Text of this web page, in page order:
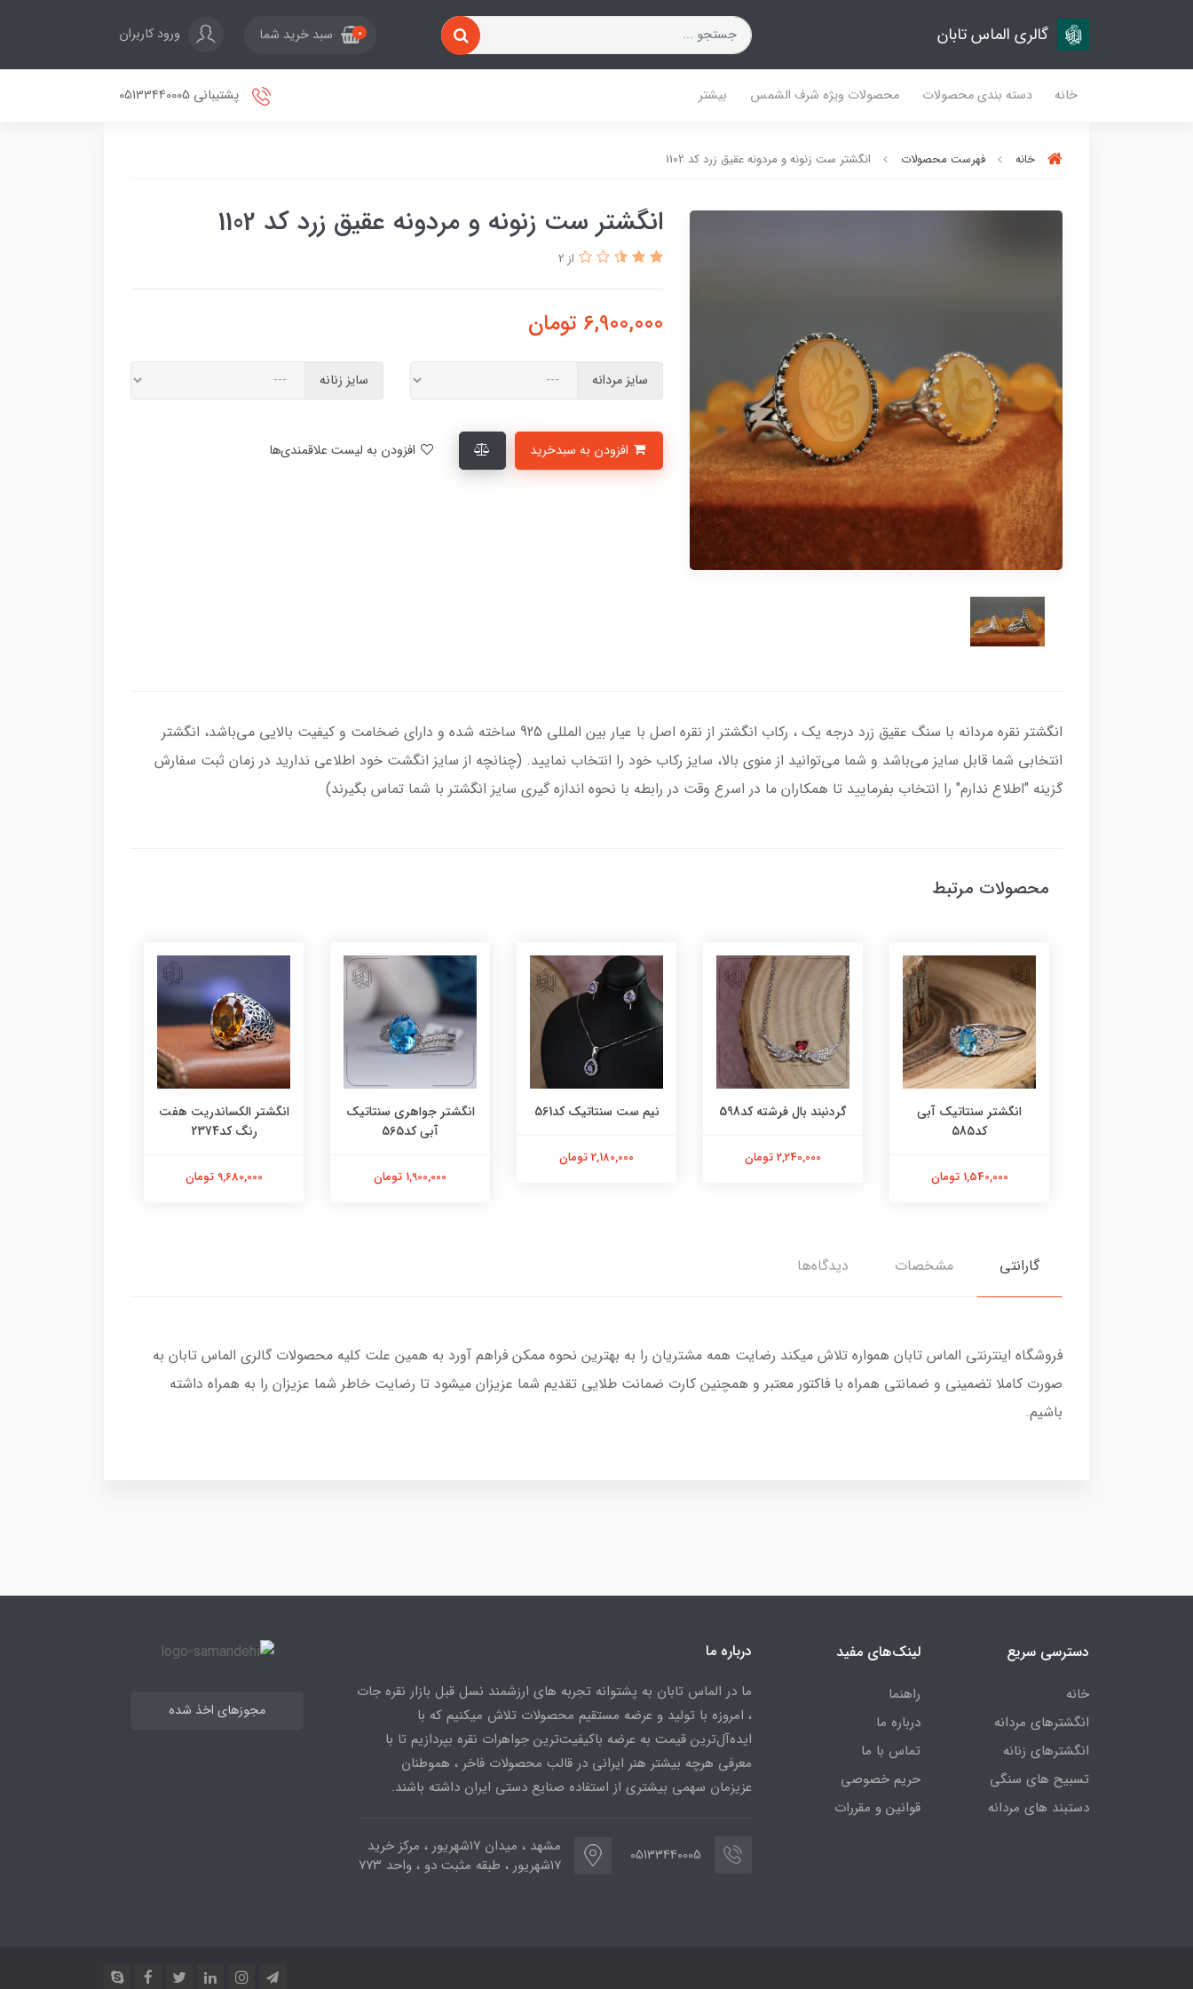
گالری الماس تابان 0 سبد خرید شما ورود کاربران
خانه دسته بندی محصولات محصولات ویژه شرف الشمس بیشتر پشتیبانی 05133440005
خانه فهرست محصولات انگشتر ست زنونه و مردونه عقیق زرد کد 1102
انگشتر ست زنونه و مردونه عقیق زرد کد 1102
از 2
6,900,000 تومان
سایز مردانه سایز زنانه
انگشتر نقره مردانه با سنگ عقیق زرد درجه یک ، رکاب انگشتر از نقره اصل با عیار بین المللی 925 ساخته شده و دارای ضخامت و کیفیت بالایی می‌باشد، انگشتر
انتخابی شما قابل سایز می‌باشد و شما می‌توانید از منوی بالا، سایز رکاب خود را انتخاب نمایید. (چنانچه از سایز انگشت خود اطلاعی ندارید در زمان ثبت سفارش
گزینه "اطلاع ندارم" را انتخاب بفرمایید تا همکاران ما در اسرع وقت در رابطه با نحوه اندازه گیری سایز انگشتر با شما تماس بگیرند)
محصولات مرتبط
انگشتر سنتاتیک آبی
کد585
1,540,000 تومان
گردنبند بال فرشته کد598
2,240,000 تومان
نیم ست سنتاتیک کد561
2,180,000 تومان
انگشتر جواهری سنتاتیک
آبی کد565
1,900,000 تومان
انگشتر الکساندریت هفت
رنگ کد2374
9,680,000 تومان
گارانتی مشخصات دیدگاه‌ها
فروشگاه اینترنتی الماس تابان همواره تلاش میکند رضایت همه مشتریان را به بهترین نحوه ممکن فراهم آورد به همین علت کلیه محصولات گالری الماس تابان به
صورت کاملا تضمینی و ضمانتی همراه با فاکتور معتبر و همچنین کارت ضمانت طلایی تقدیم شما عزیزان میشود تا رضایت خاطر شما عزیزان را به همراه داشته
باشیم.
دسترسی سریع
خانه
انگشترهای مردانه
انگشترهای زنانه
تسبیح های سنگی
دستبند های مردانه
لینک‌های مفید
راهنما
درباره ما
تماس با ما
حریم خصوصی
قوانین و مقررات
درباره ما
ما در الماس تابان به پشتوانه تجربه های ارزشمند نسل قبل بازار نقره جات
، امروزه با تولید و عرضه مستقیم محصولات تلاش میکنیم که با
ایده‌آل‌ترین قیمت به عرضه باکیفیت‌ترین جواهرات نقره بپردازیم تا با
معرفی هرچه بیشتر هنر ایرانی در قالب محصولات فاخر ، هموطنان
عزیزمان سهمی بیشتری از استفاده صنایع دستی ایران داشته باشند.
05133440005
مشهد ، میدان ۱۷شهریور ، مرکز خرید
۱۷شهریور ، طبقه مثبت دو ، واحد ۷۷۳
مجوزهای اخذ شده